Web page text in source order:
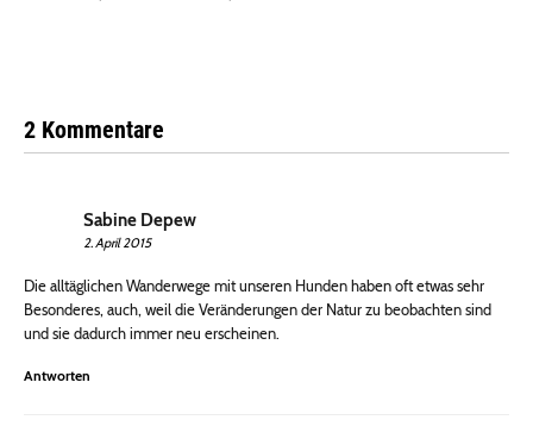
2 Kommentare
Sabine Depew
2. April 2015
Die alltäglichen Wanderwege mit unseren Hunden haben oft etwas sehr
Besonderes, auch, weil die Veränderungen der Natur zu beobachten sind
und sie dadurch immer neu erscheinen.
Antworten